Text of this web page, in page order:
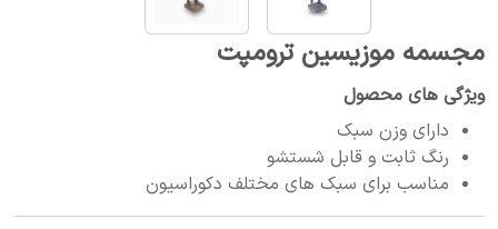
مجسمه موزیسین ترومپت
ویژگی های محصول
دارای وزن سبک
رنگ ثابت و قابل شستشو
مناسب برای سبک های مختلف دکوراسیون